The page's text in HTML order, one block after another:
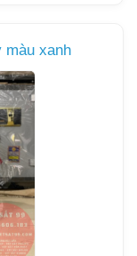
màu xanh